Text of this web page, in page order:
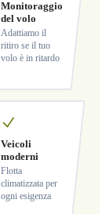
Monitoraggio
del volo
Adattiamo il
ritiro se il tuo
volo è in ritardo
Veicoli
moderni
Flotta
climatizzata per
ogni esigenza